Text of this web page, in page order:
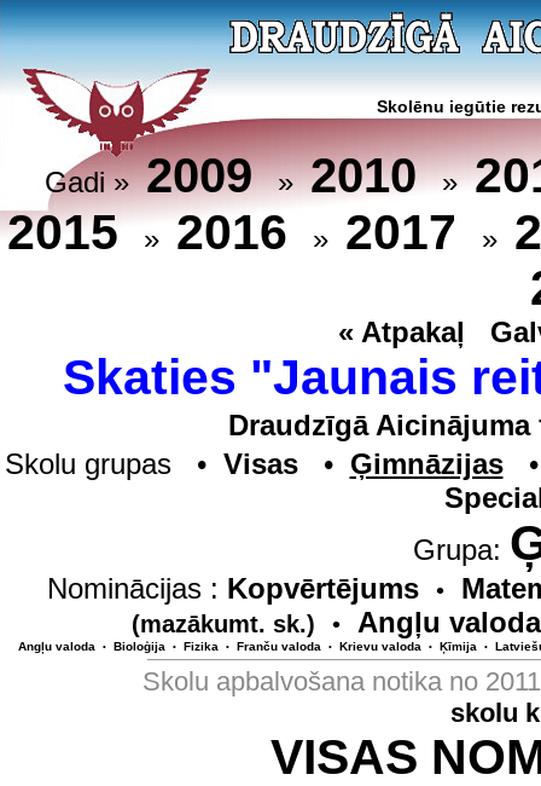
Skolēnu iegūtie
Gadi »2009»2010»
2015 » 2016 » 2017 »
« Atpakaļ
Skaties "Jaunais
Draudzīgā
Skolu grupas • Visas• Ģimnāzijas
Grupa:
Nominācijas : Kopvērtējums •
(mazākumt. sk.) • Angļu valoda
Angļu valoda • Bioloģija • Fizika • Franču valoda • Krievu valoda • Ķīmija •
Skolu apbalvošana notika no
skolu
VISAS